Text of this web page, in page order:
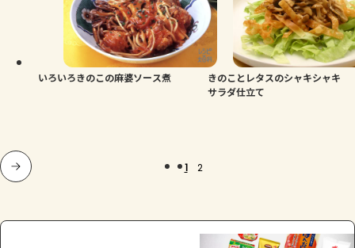
いろいろきのこの麻婆ソース煮
きのことレタスのシャキシャキ
サラダ仕立て
1 2